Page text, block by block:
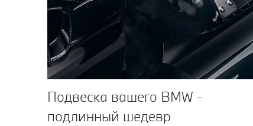
Подвеска вашего BMW -
подлинный шедевр